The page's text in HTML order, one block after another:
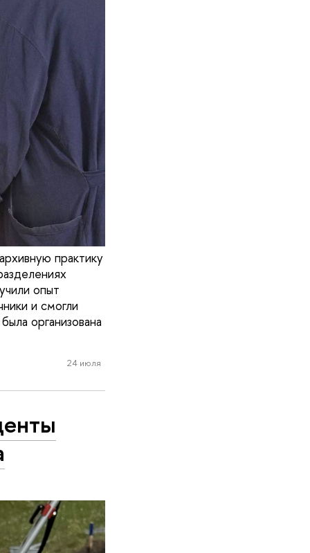
практику
опыт
и смогли
организована
24 июля